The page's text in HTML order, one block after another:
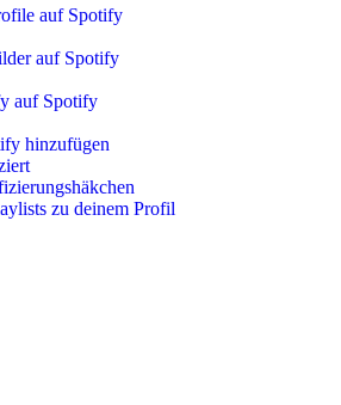
auf Spotify
auf Spotify
auf Spotify
hinzufügen
zu deinem Profil